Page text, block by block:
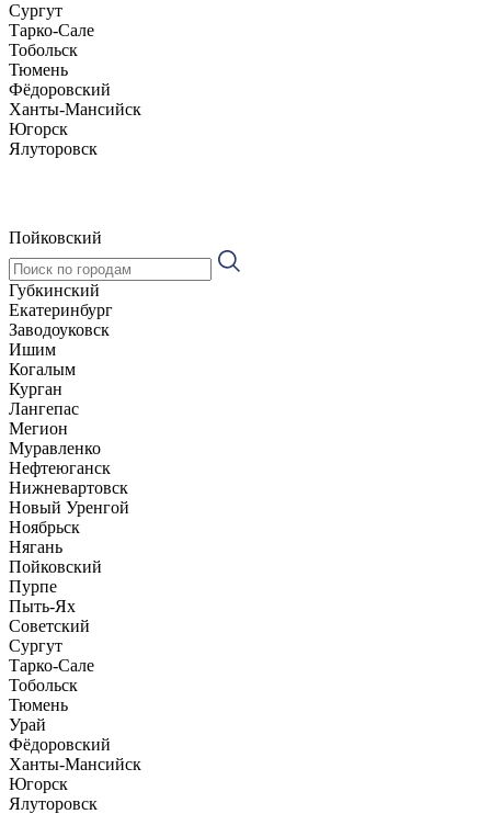
Сургут
Тарко-Сале
Тобольск
Тюмень
Фёдоровский
Ханты-Мансийск
Югорск
Ялуторовск
Пойковский
Губкинский
Екатеринбург
Заводоуковск
Ишим
Когалым
Курган
Лангепас
Мегион
Муравленко
Нефтеюганск
Нижневартовск
Новый Уренгой
Ноябрьск
Нягань
Пойковский
Пурпе
Пыть-Ях
Советский
Сургут
Тарко-Сале
Тобольск
Тюмень
Урай
Фёдоровский
Ханты-Мансийск
Югорск
Ялуторовск